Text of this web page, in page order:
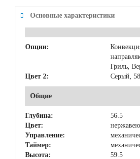
Основные характеристики
Опции:
Гриль,
Цвет 2:
Серый,
Общие
Глубина:
56.5
Цвет:
Управление:
Таймер:
Высота:
59.5